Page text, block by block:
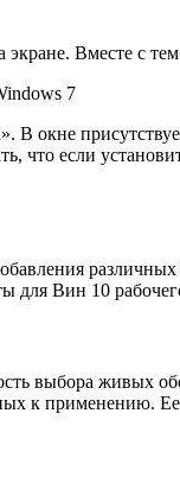
Вместе с
7
В окне
что если
для Вин 10
выбора живых
к применению.